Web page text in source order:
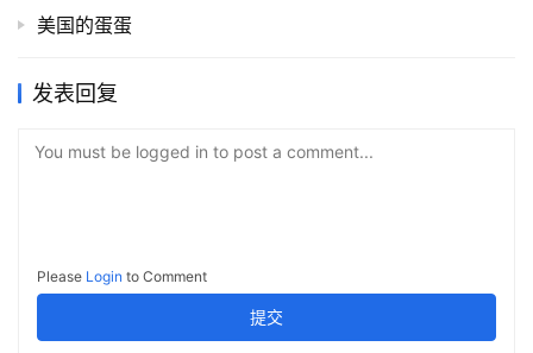
美国的蛋蛋
发表回复
You must be logged in to post a comment...
Please Login to Comment
提交